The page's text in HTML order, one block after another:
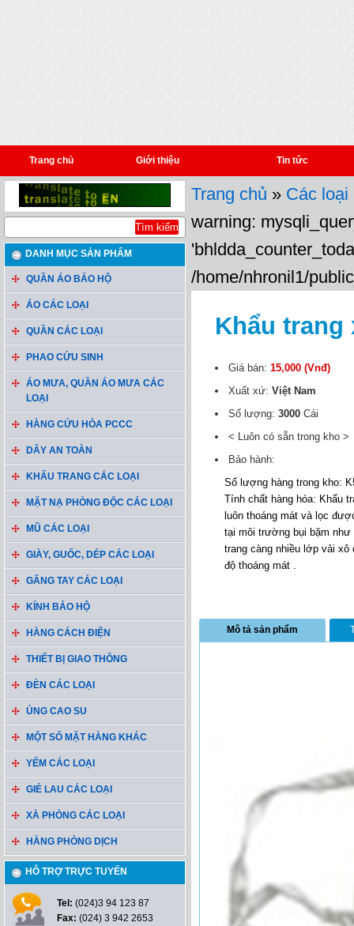
Trang chủ Giới thiệu Tin tức
DANH MỤC SẢN PHẨM
QUẦN ÁO BẢO HỘ
ÁO CÁC LOẠI
QUẦN CÁC LOẠI
PHAO CỨU SINH
ÁO MƯA, QUẦN ÁO MƯA CÁC
LOẠI
HÀNG CỨU HỎA PCCC
DÂY AN TOÀN
KHẨU TRANG CÁC LOẠI
MẶT NẠ PHÒNG ĐỘC CÁC LOẠI
MŨ CÁC LOẠI
GIÀY, GUỐC, DÉP CÁC LOẠI
GĂNG TAY CÁC LOẠI
KÍNH BẢO HỘ
HÀNG CÁCH ĐIỆN
THIẾT BỊ GIAO THÔNG
ĐÈN CÁC LOẠI
ỦNG CAO SU
MỘT SỐ MẶT HÀNG KHÁC
YẾM CÁC LOẠI
GIẺ LAU CÁC LOẠI
XÀ PHÒNG CÁC LOẠI
HÀNG PHÒNG DỊCH
HỖ TRỢ TRỰC TUYẾN
Tel: (024)3 94 123 87
Fax: (024) 3 942 2653
Trang chủ » Các loại
warning:
/home/nhronil1/
Khẩu
Giá bán: 15,000 (Vnđ)
Xuất xứ: Việt Nam
Số lượng: 3000 Cái
< Luôn có sẵn trong kho >
Bảo hành:
Số lượng hàng trong kho:
Tính chất hàng hóa: Khẩu
luôn thoáng mát và lọc
tại môi trường bụi bặm
trang càng nhiều lớp vải xô
độ thoáng mát .
Mô tả sản phẩm